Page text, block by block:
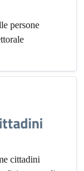
persone
cittadini